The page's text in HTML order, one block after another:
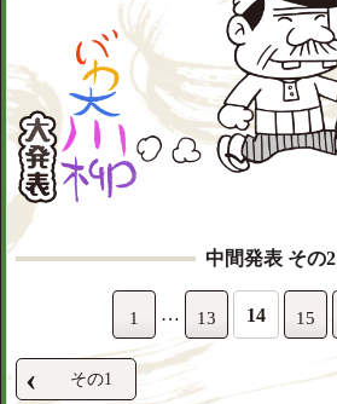
中間発表 その2
1 … 13 14 15
‹ その1